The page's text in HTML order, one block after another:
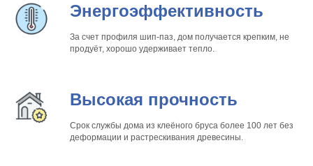
Энергоэффективность
За счет профиля шип-паз, дом получается крепким, не
продуёт, хорошо удерживает тепло.
Высокая прочность
Срок службы дома из клеёного бруса более 100 лет без
деформации и растрескивания древесины.